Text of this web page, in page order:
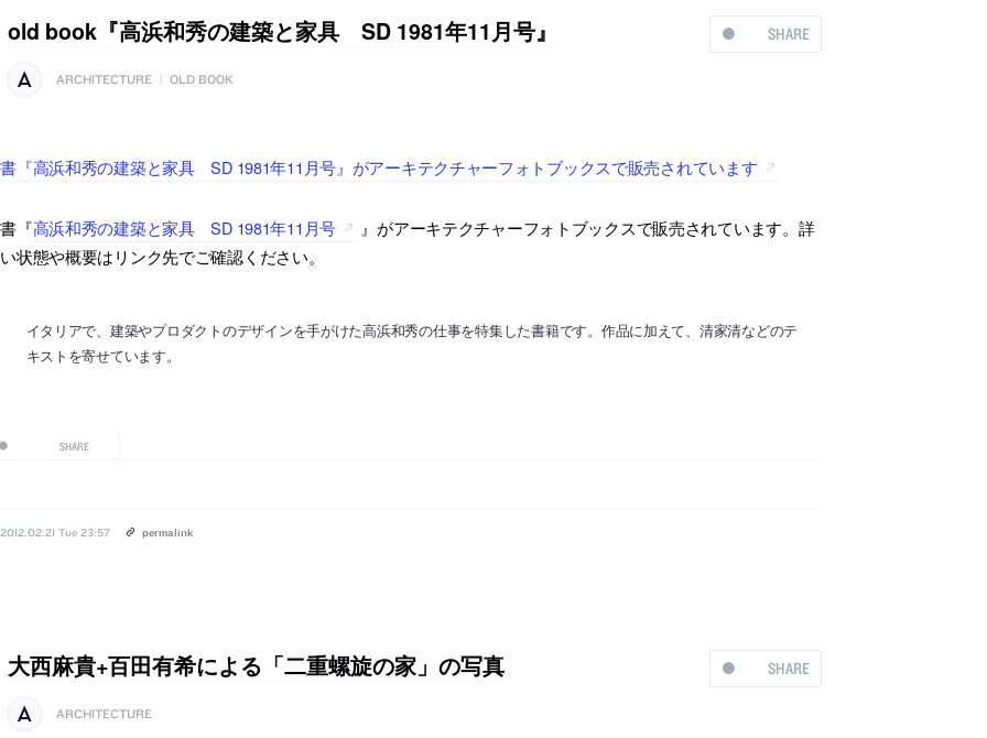
SHARE
old book『高浜和秀の建築と家具 SD 1981年11月号』
ARCHITECTURE OLD BOOK
『高浜和秀の建築と家具 SD 1981年11月号』がアーキテクチャーフォトブックスで販売されています
『高浜和秀の建築と家具 SD 1981年11月号
』がアーキテクチャーフォトブックスで販売されています。詳
状態や概要はリンク先でご確認ください。
イタリアで、建築やプロダクトのデザインを手がけた高浜和秀の仕事を特集した書籍です。作品に加えて、清家清などのテ
キストを寄せています。
SHARE
2012.02.21 Tue 23:57 permalink
SHARE
大西麻貴+百田有希による「二重螺旋の家」の写真
ARCHITECTURE